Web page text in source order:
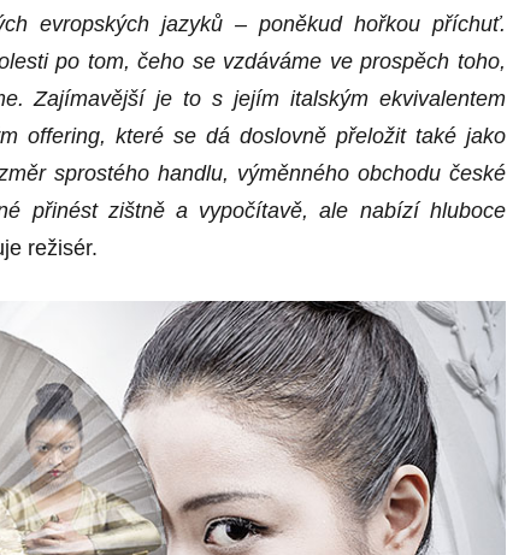
evropských jazyků – poněkud hořkou příchuť.
po tom, čeho se vzdáváme ve prospěch toho,
Zajímavější je to s jejím italským ekvivalentem
offering, které se dá doslovně přeložit také jako
sprostého handlu, výměnného obchodu české
přinést zištně a vypočítavě, ale nabízí hluboce
režisér.